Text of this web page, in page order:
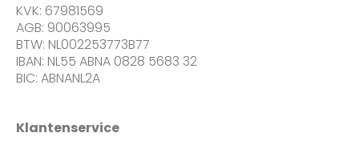
KVK: 67981569
AGB: 90063995
BTW: NL002253773B77
IBAN: NL55 ABNA 0828 5683 32
BIC: ABNANL2A
Klantenservice